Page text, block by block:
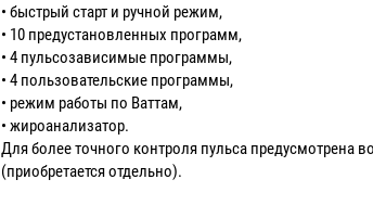
• быстрый старт и ручной режим,
• 10 предустановленных программ,
• 4 пульсозависимые программы,
• 4 пользовательские программы,
• режим работы по Ваттам,
• жироанализатор.
Для более точного контроля пульса предусмотрена
(приобретается отдельно).